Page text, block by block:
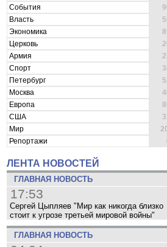
События
Власть
Экономика
Церковь
Армия
Спорт
Петербург
Москва
Европа
США
Мир
Репортажи
ЛЕНТА НОВОСТЕЙ
ГЛАВНАЯ НОВОСТЬ
17:53
Сергей Цыпляев "Мир как никогда близко
стоит к угрозе третьей мировой войны"
ГЛАВНАЯ НОВОСТЬ